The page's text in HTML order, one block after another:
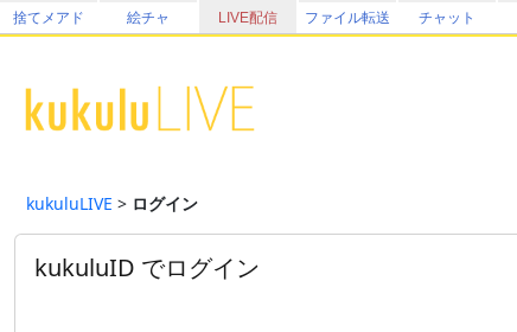
捨てメアド 絵チャ LIVE配信 ファイル転送 チャット
kukuluLIVE > ログイン
kukuluID でログイン